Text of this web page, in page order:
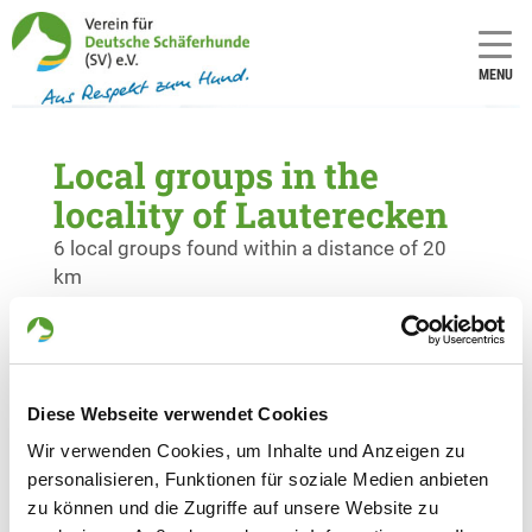
Diese Webseite verwendet Cookies
Wir verwenden Cookies, um Inhalte und Anzeigen zu
personalisieren, Funktionen für soziale Medien anbieten
zu können und die Zugriffe auf unsere Website zu
MENU
Local groups in the
locality of Lauterecken
6 local groups found within a distance of 20
km
66885 Altenglan
OG - Lauterecken/Pf.